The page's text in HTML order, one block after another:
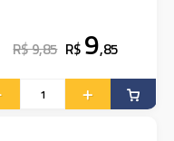
R$ 9,85 R$ 9,85